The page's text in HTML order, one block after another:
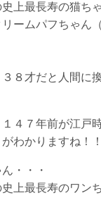
上最長寿の猫ち
ームパフちゃん
８才だと人間に
４７年前が江戸
わかりますね！！
・・・
上最長寿のワン